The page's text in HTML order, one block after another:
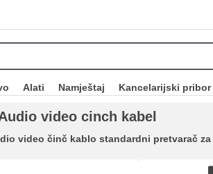
Alati Namještaj Kancelarijski pribor
video cinch kabel
video činč kablo standardni pretvarač za